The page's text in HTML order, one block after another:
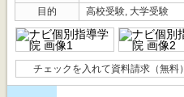
目的
高校受験, 大学受験
チェックを入れて資料請求（無料）